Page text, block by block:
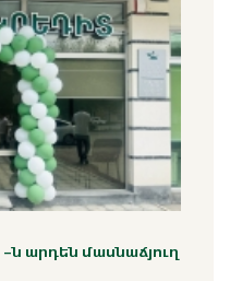
արդեն մասնաճյուղ